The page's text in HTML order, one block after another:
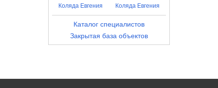
Коляда Евгения Коляда Евгения
Каталог специалистов
Закрытая база объектов